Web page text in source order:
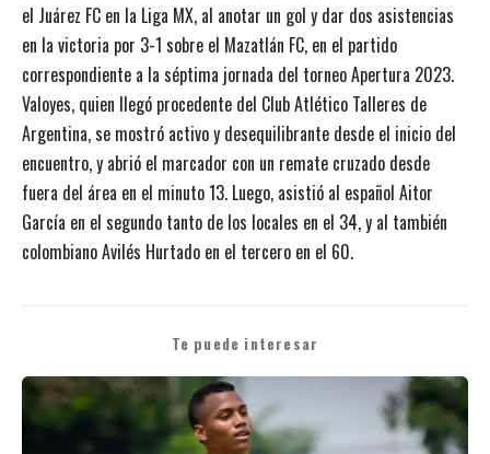
el Juárez FC en la Liga MX, al anotar un gol y dar dos asistencias
en la victoria por 3-1 sobre el Mazatlán FC, en el partido
correspondiente a la séptima jornada del torneo Apertura 2023.
Valoyes, quien llegó procedente del Club Atlético Talleres de
Argentina, se mostró activo y desequilibrante desde el inicio del
encuentro, y abrió el marcador con un remate cruzado desde
fuera del área en el minuto 13. Luego, asistió al español Aitor
García en el segundo tanto de los locales en el 34, y al también
colombiano Avilés Hurtado en el tercero en el 60.
Te puede interesar